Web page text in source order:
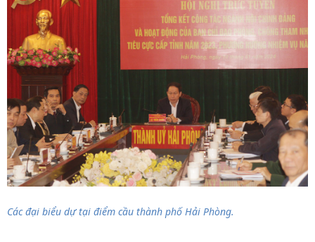
Các đại biểu dự tại điểm cầu thành phố Hải Phòng.